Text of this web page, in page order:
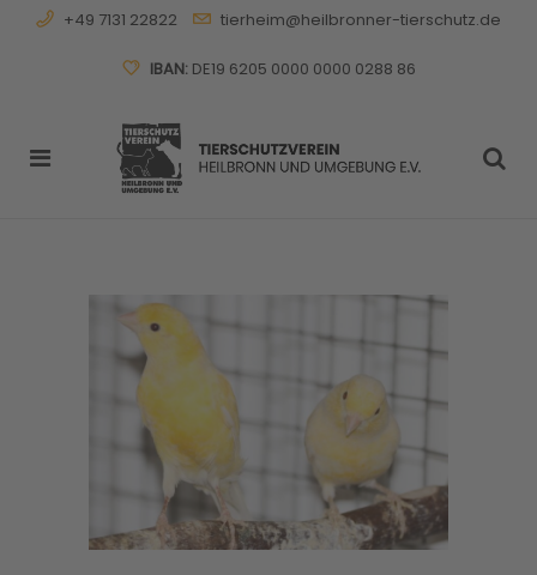
+49 7131 22822 tierheim@heilbronner-tierschutz.de
IBAN:DE19 6205 0000 0000 0288 86